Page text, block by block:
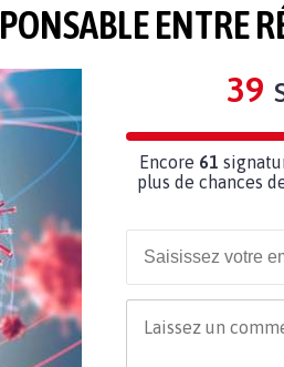
ENTRE
39
Encore 61
plus de chances